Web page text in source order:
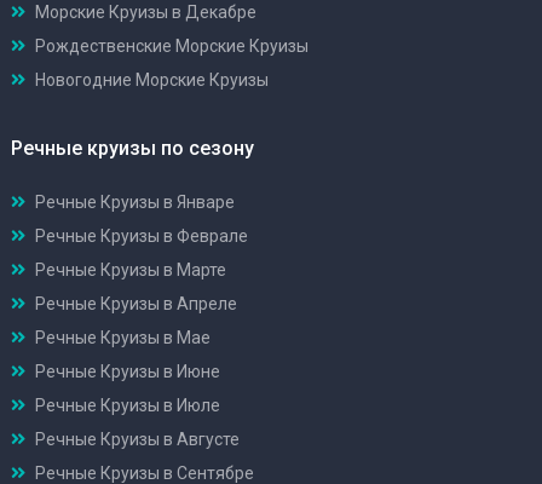
Морские Круизы в Декабре
Рождественские Морские Круизы
Новогодние Морские Круизы
Речные круизы по сезону
Речные Круизы в Январе
Речные Круизы в Феврале
Речные Круизы в Марте
Речные Круизы в Апреле
Речные Круизы в Мае
Речные Круизы в Июне
Речные Круизы в Июле
Речные Круизы в Августе
Речные Круизы в Сентябре